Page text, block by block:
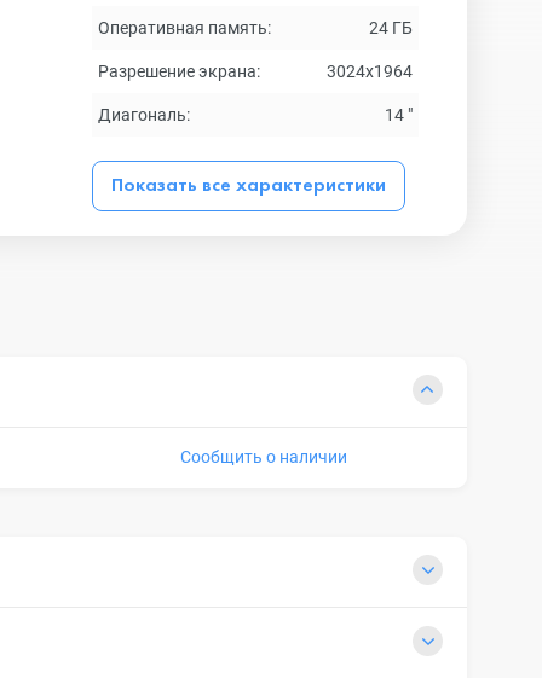
Оперативная память: 24 ГБ
Разрешение экрана: 3024x1964
Диагональ: 14 "
Показать все характеристики
Сообщить о наличии